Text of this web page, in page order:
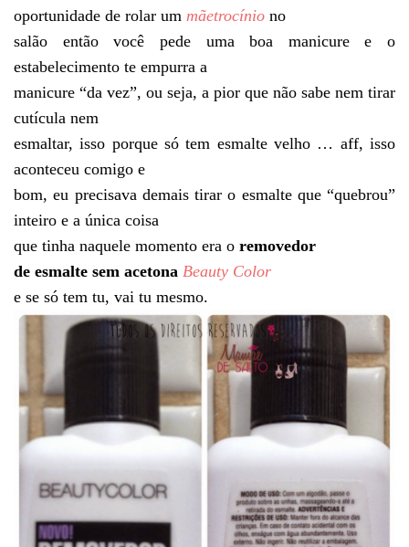
oportunidade de rolar um mãetrocínio no
salão então você pede uma boa manicure e o
estabelecimento te empurra a
manicure “da vez”, ou seja, a pior que não sabe nem tirar
cutícula nem
esmaltar, isso porque só tem esmalte velho … aff, isso
aconteceu comigo e
bom, eu precisava demais tirar o esmalte que “quebrou”
inteiro e a única coisa
que tinha naquele momento era o removedor
de esmalte sem acetona Beauty Color
e se só tem tu, vai tu mesmo.